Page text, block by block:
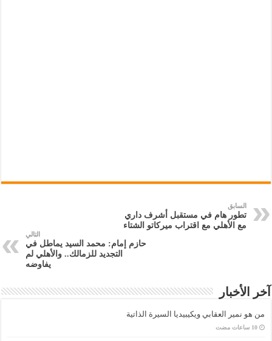
السابق
تطور هام في مستقبل أشرف داري
مع الأهلي مع اقتراب ميركاتو الشتاء
التالي
حازم إمام: محمد السيد يماطل في
التجديد للزمالك.. والأهلي لم
يفاوضه
آخر الأخبار
من هو نمير العقابي ويكيبيديا السيرة الذاتية
‏10 ساعات مضت